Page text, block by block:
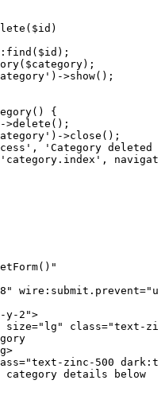
($id)
find ( $id ) ;
( $category) ;
) ->show() ;
() {
->delete () ;
) ->close () ;
,
'Category deleted
'category.index' ,
navigate
wire : submit . prevent=
y-2">
size="lg" class="text-
>
"text-zinc-500
category details below